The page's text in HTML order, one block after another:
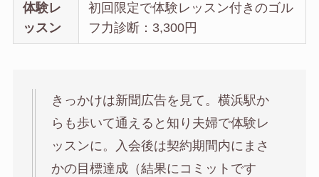
体験レ
ッスン
初回限定で体験レッスン付きのゴル
フ力診断：3,300円
きっかけは新聞広告を見て。横浜駅か
らも歩いて通えると知り夫婦で体験レ
ッスンに。入会後は契約期間内にまさ
かの目標達成（結果にコミットです